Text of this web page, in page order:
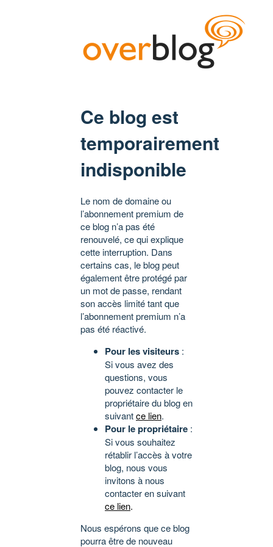
Ce blog est
temporairement
indisponible
Le nom de domaine ou
l’abonnement premium de
ce blog n’a pas été
renouvelé, ce qui explique
cette interruption. Dans
certains cas, le blog peut
également être protégé par
un mot de passe, rendant
son accès limité tant que
l’abonnement premium n’a
pas été réactivé.
Pour les visiteurs :
Si vous avez des
questions, vous
pouvez contacter le
propriétaire du blog en
suivantce lien.
Pour le propriétaire :
Si vous souhaitez
rétablir l’accès à votre
blog, nous vous
invitons à nous
contacter en suivant
ce lien.
Nous espérons que ce blog
pourra être de nouveau